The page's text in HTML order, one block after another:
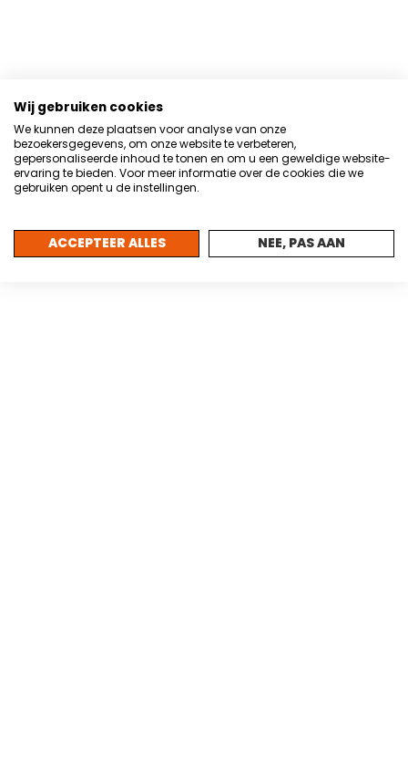
Wij gebruiken cookies
We kunnen deze plaatsen voor analyse van onze
bezoekersgegevens, om onze website te verbeteren,
gepersonaliseerde inhoud te tonen en om u een geweldige website-
ervaring te bieden. Voor meer informatie over de cookies die we
gebruiken opent u de instellingen.
ACCEPTEER ALLES NEE, PAS AAN